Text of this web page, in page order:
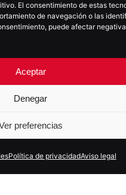
El consentimiento de estas
de navegación o las
puede afectar
Aceptar
Denegar
preferencias
Política de privacidadAviso legal
755
nº4, 4ºD